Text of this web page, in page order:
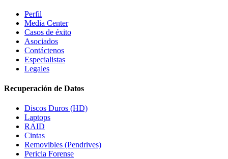
Perfil
Media Center
Casos de éxito
Asociados
Contáctenos
Especialistas
Legales
Recuperación de Datos
Discos Duros (HD)
Laptops
RAID
Cintas
Removibles (Pendrives)
Pericia Forense